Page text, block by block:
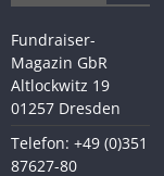
Fundraiser-
Magazin GbR
Altlockwitz 19
01257 Dresden
Telefon: +49 (0)351
87627-80